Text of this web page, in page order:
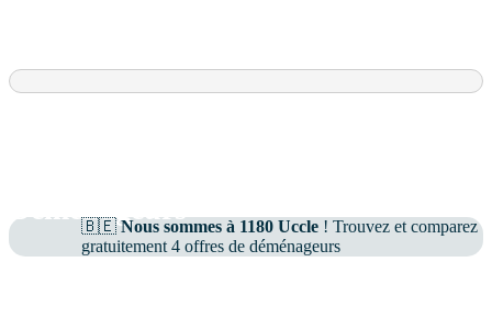
Déménageurs
🇧🇪Nous sommes à 1180 Uccle ! Trouvez et comparez
gratuitement 4 offres de déménageurs